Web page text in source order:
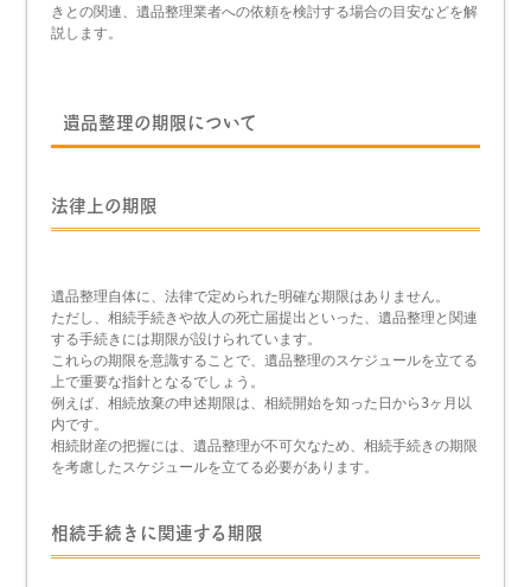
きとの関連、遺品整理業者への依頼を検討する場合の目安などを解
説します。
遺品整理の期限について
法律上の期限
遺品整理自体に、法律で定められた明確な期限はありません。
ただし、相続手続きや故人の死亡届提出といった、遺品整理と関連
する手続きには期限が設けられています。
これらの期限を意識することで、遺品整理のスケジュールを立てる
上で重要な指針となるでしょう。
例えば、相続放棄の申述期限は、相続開始を知った日から3ヶ月以
内です。
相続財産の把握には、遺品整理が不可欠なため、相続手続きの期限
を考慮したスケジュールを立てる必要があります。
相続手続きに関連する期限